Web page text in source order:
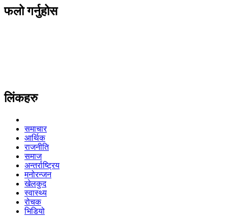
फलो गर्नुहोस
लिंकहरु
समाचार
आर्थिक
राजनीति
समाज
अन्तर्राष्ट्रिय
मनोरन्जन
खेलकुद
स्वास्थ्य
रोचक
भिडियो